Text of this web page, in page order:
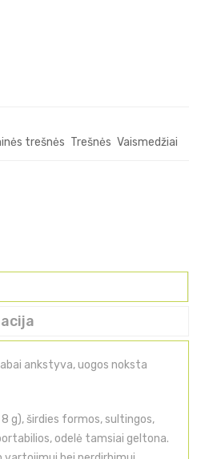
trešnės Trešnės Vaismedžiai
ankstyva, uogos noksta
8 g), širdies formos, sultingos,
odelė tamsiai geltona.